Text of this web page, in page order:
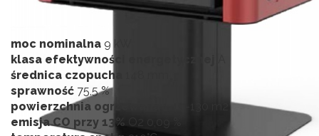
moc nominalna 9 kW
klasa efektywności energetycznej
średnica czopucha
sprawność 75,5 %
powierzchnia ogrzewana
emisja CO przy 13%